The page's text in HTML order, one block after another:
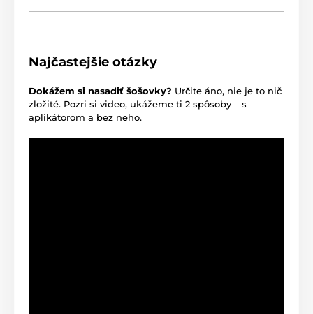
Najčastejšie otázky
Dokážem si nasadiť šošovky? Určite áno, nie je to nič
zložité. Pozri si video, ukážeme ti 2 spôsoby – s
aplikátorom a bez neho.